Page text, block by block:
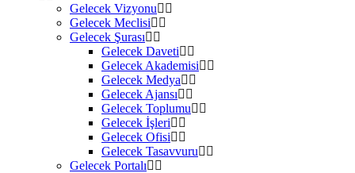
Gelecek Vizyonu
Gelecek Meclisi
Gelecek Şurası
Gelecek Daveti
Gelecek Akademisi
Gelecek Medya
Gelecek Ajansı
Gelecek Toplumu
Gelecek İşleri
Gelecek Ofisi
Gelecek Tasavvuru
Gelecek Portalı